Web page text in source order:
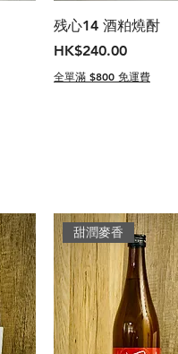
残心14 酒粕燒酎
價格
HK$240.00
全單滿 $800 免運費
甜潤麥香